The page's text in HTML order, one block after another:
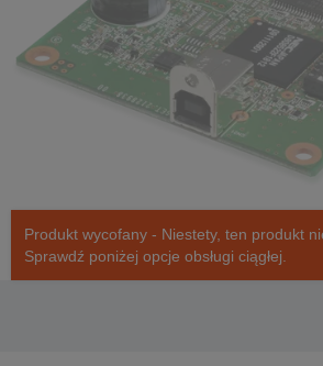
Produkt wycofany - Niestety, ten produkt
Sprawdź poniżej opcje obsługi ciągłej.